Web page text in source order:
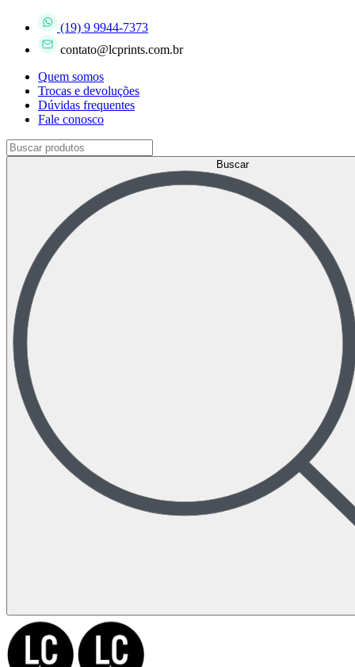
(19) 9 9944-7373
contato@lcprints.com.br
Quem somos
Trocas e devoluções
Dúvidas frequentes
Fale conosco
Buscar